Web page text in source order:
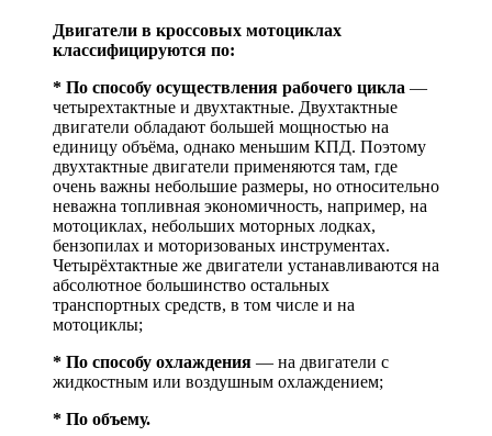
Двигатели в кроссовых мотоциклах
классифицируются по:
* По способу осуществления рабочего цикла —
четырехтактные и двухтактные. Двухтактные
двигатели обладают большей мощностью на
единицу объёма, однако меньшим КПД. Поэтому
двухтактные двигатели применяются там, где
очень важны небольшие размеры, но относительно
неважна топливная экономичность, например, на
мотоциклах, небольших моторных лодках,
бензопилах и моторизованых инструментах.
Четырёхтактные же двигатели устанавливаются на
абсолютное большинство остальных
транспортных средств, в том числе и на
мотоциклы;
* По способу охлаждения — на двигатели с
жидкостным или воздушным охлаждением;
* По объему.